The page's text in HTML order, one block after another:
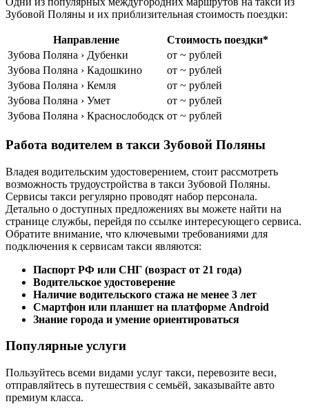
Зубовой Поляны и их приблизительная стоимость поездки:
Направление
Стоимость поездки*
Зубова Поляна › Дубенки
от ~ рублей
Зубова Поляна › Кадошкино
от ~ рублей
Зубова Поляна › Кемля
от ~ рублей
Зубова Поляна › Умет
от ~ рублей
Зубова Поляна › Краснослободск от ~ рублей
Работа водителем в такси Зубовой Поляны
Владея водительским удостоверением, стоит рассмотреть
возможность трудоустройства в такси Зубовой Поляны.
Сервисы такси регулярно проводят набор персонала.
Детально о доступных предложениях вы можете найти на
странице службы, перейдя по ссылке интересующего сервиса.
Обратите внимание, что ключевыми требованиями для
подключения к сервисам такси являются:
Паспорт РФ или СНГ (возраст от 21 года)
Водительское удостоверение
Наличие водительского стажа не менее 3 лет
Смартфон или планшет на платформе Android
Знание города и умение ориентироваться
Популярные услуги
Пользуйтесь всеми видами услуг такси, перевозите веси,
отправляйтесь в путешествия с семьёй, заказывайте авто
премиум класса.